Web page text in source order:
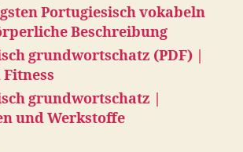
Portugiesisch vokabeln
Beschreibung
grundwortschatz (PDF) |
grundwortschatz |
und Werkstoffe